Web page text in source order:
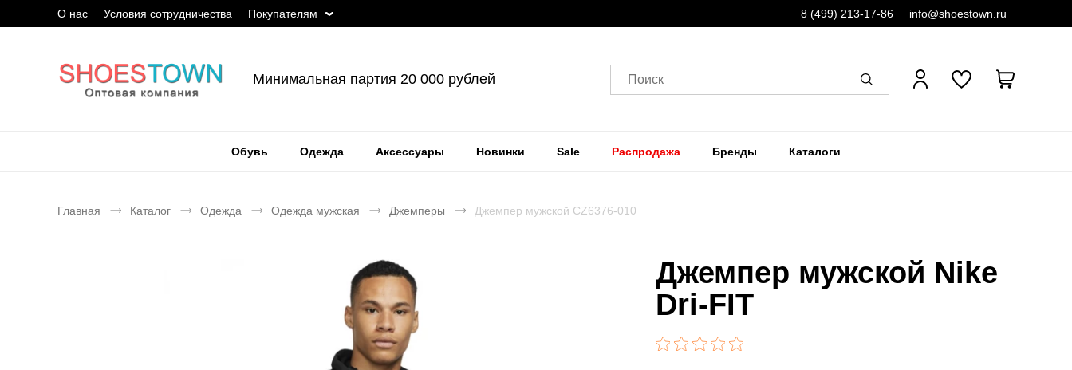
О нас Условия сотрудничества Покупателям 8 (499) 213-17-86 info@shoestown.ru
Минимальная партия 20 000 рублей Поиск
Обувь Одежда Аксессуары Новинки Sale Распродажа Бренды Каталоги
Главная Каталог Одежда Одежда мужская Джемперы Джемпер мужской CZ6376-010
Джемпер мужской Nike
Dri-FIT